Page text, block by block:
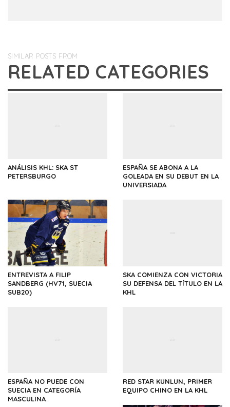
SIMILAR POSTS FROM
RELATED CATEGORIES
ANÁLISIS KHL: SKA ST
PETERSBURGO
ESPAÑA SE ABONA A LA
GOLEADA EN SU DEBUT EN LA
UNIVERSIADA
ENTREVISTA A FILIP
SANDBERG (HV71, SUECIA
SUB20)
SKA COMIENZA CON VICTORIA
SU DEFENSA DEL TÍTULO EN LA
KHL
ESPAÑA NO PUEDE CON
SUECIA EN CATEGORÍA
MASCULINA
RED STAR KUNLUN, PRIMER
EQUIPO CHINO EN LA KHL